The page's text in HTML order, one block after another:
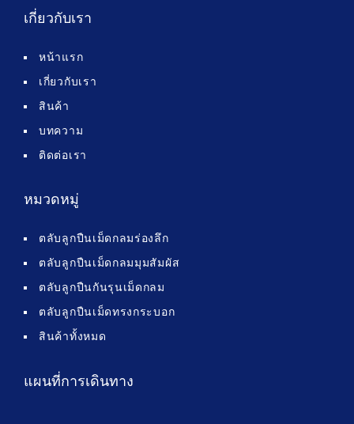
เกี่ยวกับเรา
หน้าแรก
เกี่ยวกับเรา
สินค้า
บทความ
ติดต่อเรา
หมวดหมู่
ตลับลูกปืนเม็ดกลมร่องลึก
ตลับลูกปืนเม็ดกลมมุมสัมผัส
ตลับลูกปืนกันรุนเม็ดกลม
ตลับลูกปืนเม็ดทรงกระบอก
สินค้าทั้งหมด
แผนที่การเดินทาง